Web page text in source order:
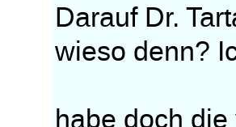
Darauf Dr.
wieso denn?
habe doch